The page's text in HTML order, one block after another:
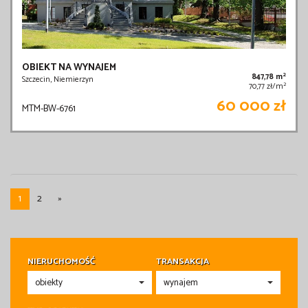
OBIEKT NA WYNAJEM
Szczecin, Niemierzyn 847,78 m2
70,77 zł/m2
MTM-BW-6761 60 000 zł
1 2 »
NIERUCHOMOŚĆ TRANSAKCJA